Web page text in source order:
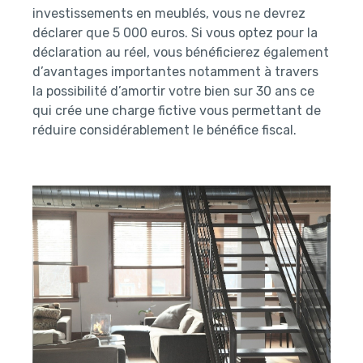
investissements en meublés, vous ne devrez
déclarer que 5 000 euros. Si vous optez pour la
déclaration au réel, vous bénéficierez également
d’avantages importantes notamment à travers
la possibilité d’amortir votre bien sur 30 ans ce
qui crée une charge fictive vous permettant de
réduire considérablement le bénéfice fiscal.